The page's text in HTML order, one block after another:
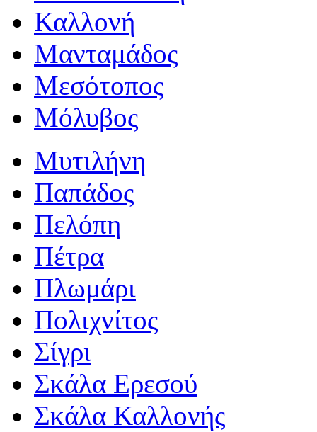
Καλλονή
Μανταμάδος
Μεσότοπος
Μόλυβος
Μυτιλήνη
Παπάδος
Πελόπη
Πέτρα
Πλωμάρι
Πολιχνίτος
Σίγρι
Σκάλα Ερεσού
Σκάλα Καλλονής